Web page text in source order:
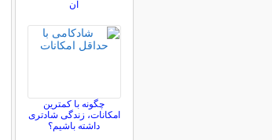
آن
چگونه با کمترین
امکانات، زندگی شادتری
داشته باشیم؟